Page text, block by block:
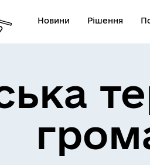
Новини Рішення
інформація